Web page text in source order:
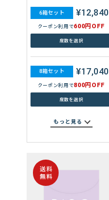
8箱セット ¥26,720
クーポン利用で1,600円OFF
もっと見る
6箱セット ¥12,840
クーポン利用で600円OFF
度数を選択
8箱セット ¥17,040
クーポン利用で800円OFF
度数を選択
もっと見る